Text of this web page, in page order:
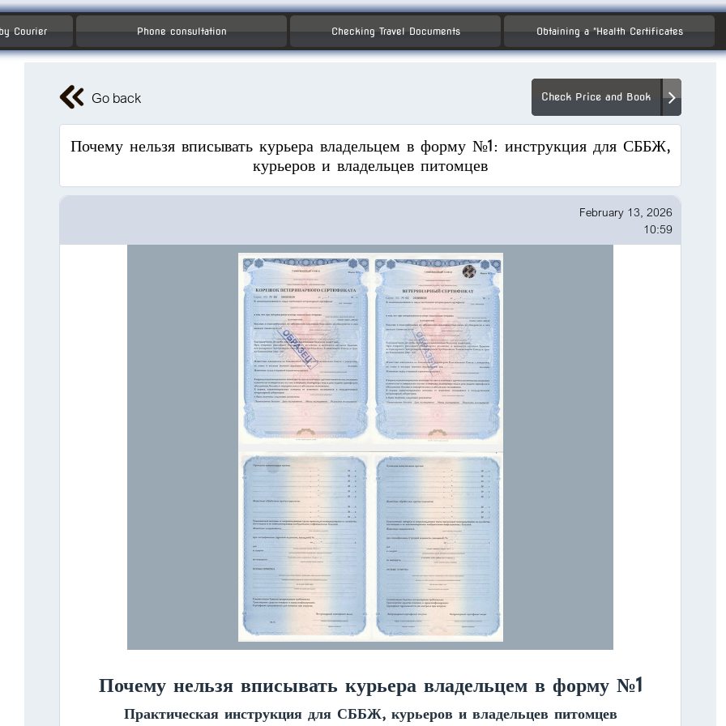
Courier Phone consultation Checking Travel Documents Obtaining a "Health Certificates
Go back Check Price and Book
Почему нельзя вписывать курьера владельцем в форму №1: инструкция для СББЖ,
курьеров и владельцев питомцев
February 13, 2026
10:59
Почему нельзя вписывать курьера владельцем в форму №1
Практическая инструкция для СББЖ, курьеров и владельцев питомцев